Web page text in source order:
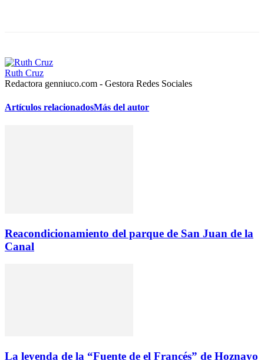
Ruth Cruz
Redactora genniuco.com - Gestora Redes Sociales
Artículos relacionadosMás del autor
Reacondicionamiento del parque de San Juan de la
Canal
La leyenda de la “Fuente de el Francés” de Hoznayo